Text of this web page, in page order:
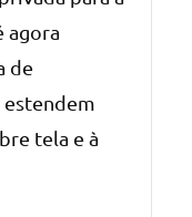
agora
de
estendem
tela e à